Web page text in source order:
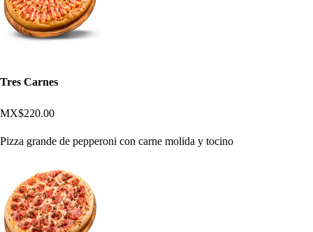
Tres Carnes
MX$220.00
Pizza grande de pepperoni con carne molida y tocino